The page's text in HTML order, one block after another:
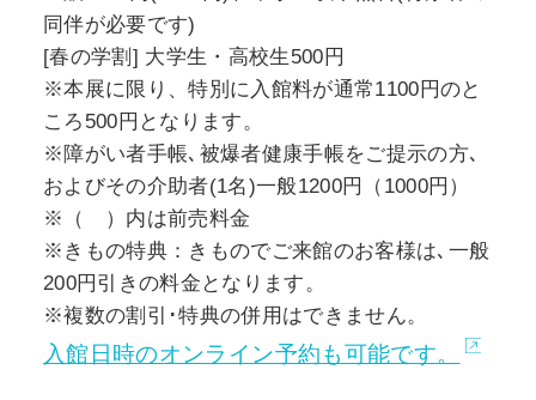
※所蔵表記のない作品は、すべて山種美術館所
蔵です。
同伴が必要です)
[春の学割] 大学生・高校生500円
※本展に限り、特別に入館料が通常1100円のと
ころ500円となります。
※障がい者手帳､被爆者健康手帳をご提示の方､
およびその介助者(1名)一般1200円（1000円）
※（ ）内は前売料金
※きもの特典：きものでご来館のお客様は､一般
200円引きの料金となります。
※複数の割引･特典の併用はできません。
入館日時のオンライン予約も可能です。